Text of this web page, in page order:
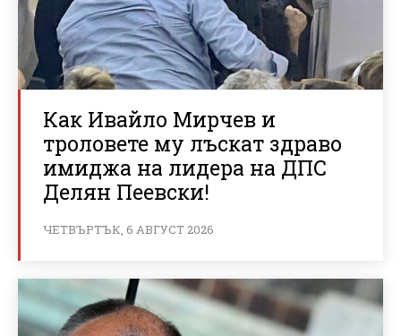
Как Ивайло Мирчев и
троловете му лъскат здраво
имиджа на лидера на ДПС
Делян Пеевски!
ЧЕТВЪРТЪК, 6 АВГУСТ 2026